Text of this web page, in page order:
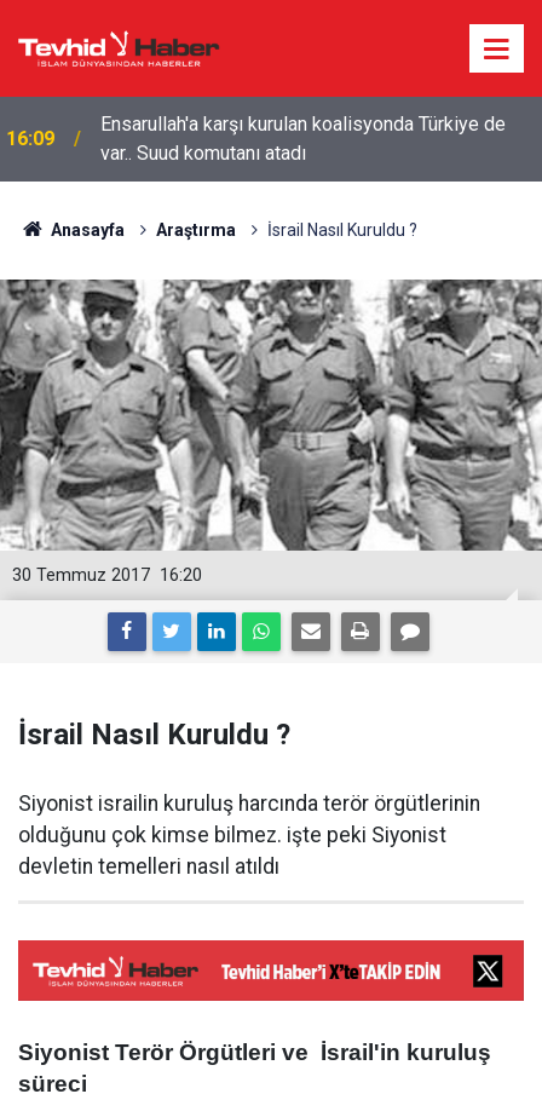
16:09
Ensarullah'a karşı kurulan koalisyonda Türkiye de
var.. Suud komutanı atadı
Anasayfa Araştırma İsrail Nasıl Kuruldu ?
16:20
30 Temmuz 2017
İsrail Nasıl Kuruldu ?
Siyonist israilin kuruluş harcında terör örgütlerinin
olduğunu çok kimse bilmez. işte peki Siyonist
devletin temelleri nasıl atıldı
Siyonist Terör Örgütleri ve İsrail'in kuruluş
süreci